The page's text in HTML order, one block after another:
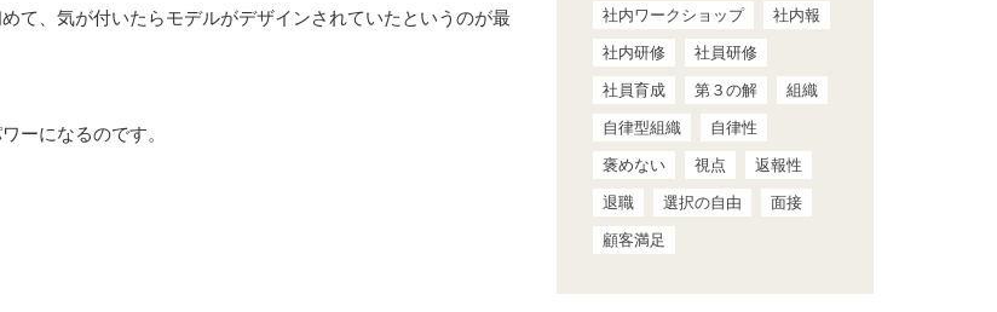
て、気が付いたらモデルがデザインされていたというのが最
ーになるのです。
社内ワークショップ
社内報
社内研修
社員研修
社員育成
第３の解
組織
自律型組織
自律性
褒めない
視点
返報性
退職
選択の自由
面接
顧客満足